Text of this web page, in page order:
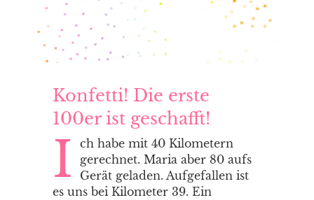
Konfetti! Die erste
100er ist geschafft!
I
ch habe mit 40 Kilometern
gerechnet. Maria aber 80 aufs
Gerät geladen. Aufgefallen ist
es uns bei Kilometer 39. Ein